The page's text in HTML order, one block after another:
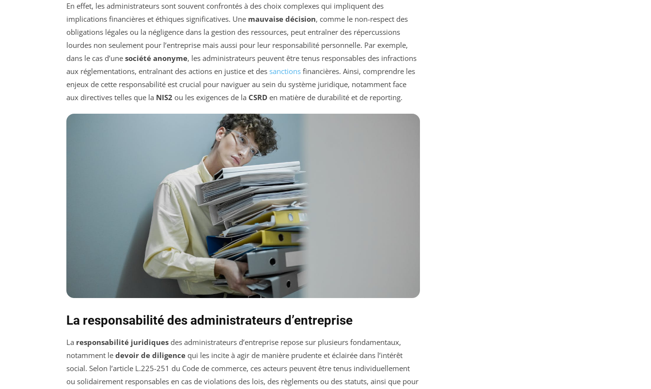
En effet, les administrateurs sont souvent confrontés à des choix complexes qui impliquent des
implications financières et éthiques significatives. Une mauvaise décision, comme le non-respect des
obligations légales ou la négligence dans la gestion des ressources, peut entraîner des répercussions
lourdes non seulement pour l’entreprise mais aussi pour leur responsabilité personnelle. Par exemple,
dans le cas d’une société anonyme, les administrateurs peuvent être tenus responsables des infractions
aux réglementations, entraînant des actions en justice et des sanctions financières. Ainsi, comprendre les
enjeux de cette responsabilité est crucial pour naviguer au sein du système juridique, notamment face
aux directives telles que la NIS2 ou les exigences de la CSRD en matière de durabilité et de reporting.
La responsabilité des administrateurs d’entreprise
La responsabilité juridiques des administrateurs d’entreprise repose sur plusieurs fondamentaux,
notamment le devoir de diligence qui les incite à agir de manière prudente et éclairée dans l’intérêt
social. Selon l’article L.225-251 du Code de commerce, ces acteurs peuvent être tenus individuellement
ou solidairement responsables en cas de violations des lois, des règlements ou des statuts, ainsi que pour